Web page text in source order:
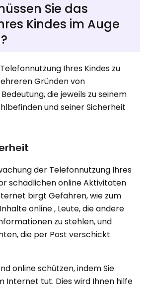
Sie das
Kindes im Auge
Ihres Kindes zu
Gründen von
die jeweils zu seinem
und seiner Sicherheit
der Telefonnutzung Ihres
schädlichen online Aktivitäten
birgt Gefahren, wie zum
online , Leute, die andere
zu stehlen, und
die per Post verschickt
online schützen, indem Sie
Internet tut. Dies wird Ihnen hilfe